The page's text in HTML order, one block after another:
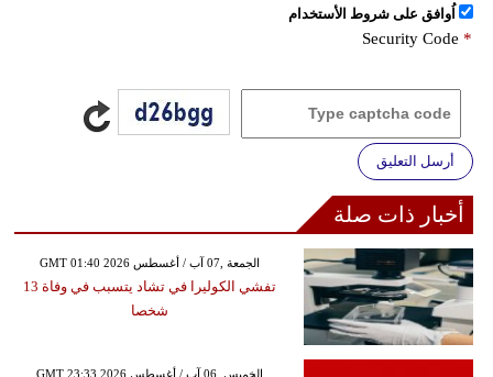
اُوافق على شروط الأستخدام
Security Code *
أرسل التعليق
أخبار ذات صلة
GMT 01:40 2026 الجمعة ,07 آب / أغسطس
تفشي الكوليرا في تشاد يتسبب في وفاة 13
شخصا
GMT 23:33 2026 الخميس ,06 آب / أغسطس